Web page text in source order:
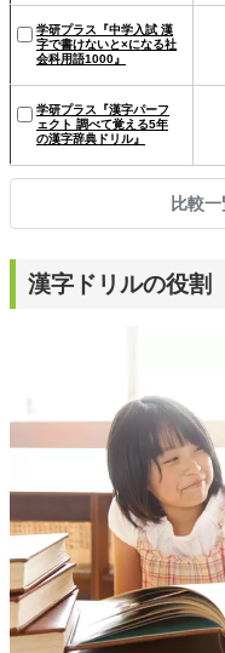
学研プラス『中学入試 漢
字で書けないと×になる社
会科用語1000』
学研プラス『漢字パーフ
ェクト 調べて覚える5年
の漢字辞典ドリル』
比較
漢字ドリルの役割